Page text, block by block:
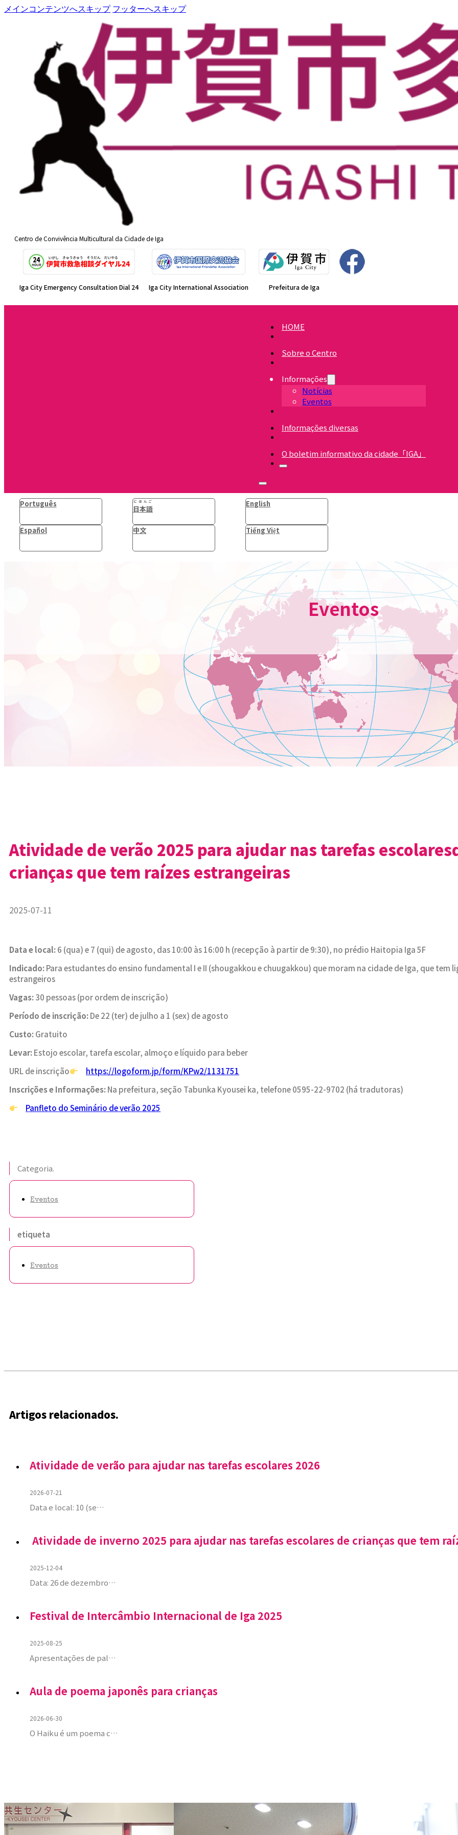
メインコンテンツへスキップ フッターへスキップ
Centro de Convivência Multicultural da Cidade de Iga
Iga City Emergency Consultation Dial 24 Iga City International Association Prefeitura de Iga
HOME
Sobre o Centro
Informações
Notícias
Eventos
Informações diversas
O boletim informativo da cidade「IGA」
Português
日本語
にほんご English
Español 中文 Tiếng Việt
Eventos
Atividade de verão 2025 para ajudar nas tarefas
crianças que tem raízes estrangeiras
2025-07-11
Data e local:6 (qua) e 7 (qui) de agosto, das 10:00 às 16:00 h (recepção à partir de 9:30), no prédio Haitopia Iga 5F
Indicado:Para estudantes do ensino fundamental I e II (shougakkou e chuugakkou) que moram na cidade de Iga, que tem
estrangeiros
Vagas:30 pessoas (por ordem de inscrição)
Período de inscrição:De 22 (ter) de julho a 1 (sex) de agosto
Custo:Gratuito
Levar:Estojo escolar, tarefa escolar, almoço e líquido para beber
URL de inscrição
https://logoform.jp/form/KPw2/1131751
Inscrições e Informações:Na prefeitura, seção Tabunka Kyousei ka, telefone 0595-22-9702 (há tradutoras)
Panfleto do Seminário de verão 2025
Categoria.
Eventos
etiqueta
Eventos
Artigos relacionados.
Atividade de verão para ajudar nas tarefas escolares 2026
2026-07-21
Data e local: 10 (se…
Atividade de inverno 2025 para ajudar nas tarefas escolares de crianças que tem
2025-12-04
Data: 26 de dezembro…
Festival de Intercâmbio Internacional de Iga 2025
2025-08-25
Apresentações de pal…
Aula de poema japonês para crianças
2026-06-30
O Haiku é um poema c…